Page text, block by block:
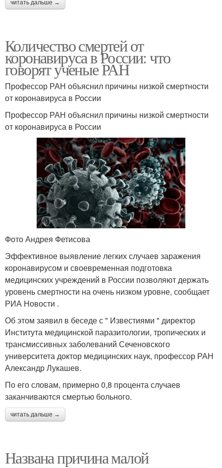
читать дальше →
Количество смертей от
коронавируса в России: что
говорят ученые РАН
Профессор РАН объяснил причины низкой смертности
от коронавируса в России
Профессор РАН объяснил причины низкой смертности
от коронавируса в России
Фото Андрея Фетисова
Эффективное выявление легких случаев заражения
коронавирусом и своевременная подготовка
медицинских учреждений в России позволяют держать
уровень смертности на очень низком уровне, сообщает
РИА Новости .
Об этом заявил в беседе с " Известиями " директор
Института медицинской паразитологии, тропических и
трансмиссивных заболеваний Сеченовского
университета доктор медицинских наук, профессор РАН
Александр Лукашев.
По его словам, примерно 0,8 процента случаев
заканчиваются смертью больного.
читать дальше →
Названа причина малой